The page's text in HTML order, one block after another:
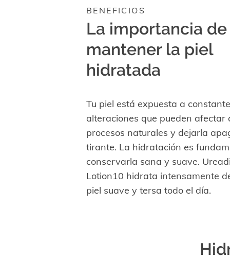
BENEFICIOS
La importancia de
mantener la piel
hidratada
Tu piel está expuesta a
alteraciones que pueden afectar
procesos naturales y dejarla
tirante. La hidratación es
conservarla sana y suave.
Lotion10 hidrata intensamente
piel suave y tersa todo el día.